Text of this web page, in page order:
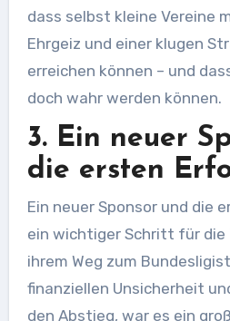
dass selbst kleine Vereine
Ehrgeiz und einer klugen
erreichen können – und
doch wahr werden können.
3. Ein neuer
die ersten
Ein neuer Sponsor und die
ein wichtiger Schritt für die
ihrem Weg zum
finanziellen Unsicherheit
den Abstieg, war es ein